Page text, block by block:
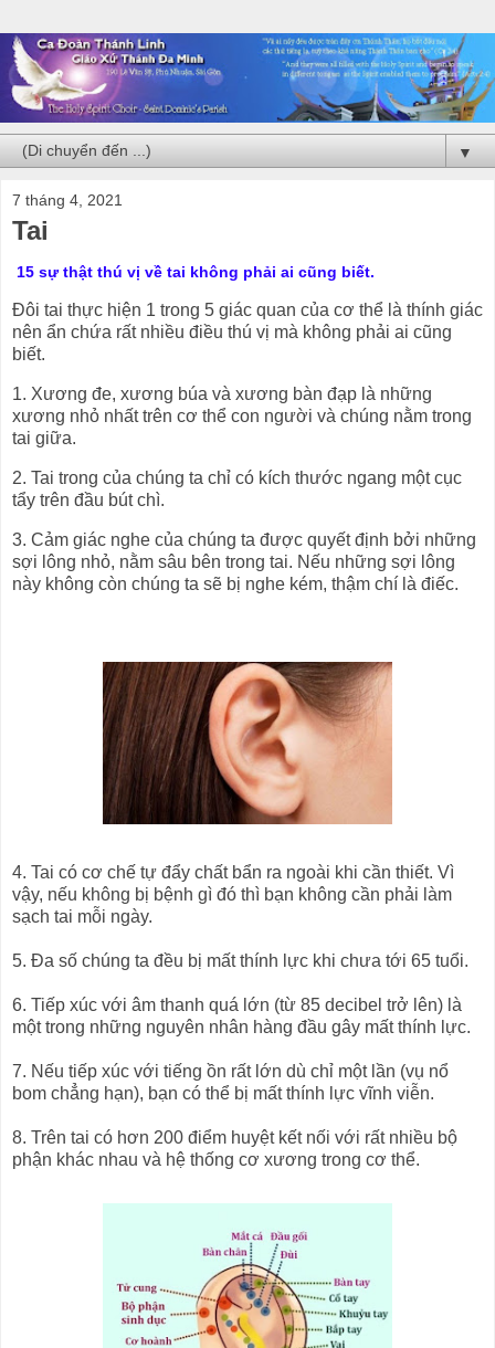
▼
7 tháng 4, 2021
Tai
15 sự thật thú vị về tai không phải ai cũng biết.
Đôi tai thực hiện 1 trong 5 giác quan của cơ thể là thính giác
nên ẩn chứa rất nhiều điều thú vị mà không phải ai cũng
biết.
1. Xương đe, xương búa và xương bàn đạp là những
xương nhỏ nhất trên cơ thể con người và chúng nằm trong
tai giữa.
2. Tai trong của chúng ta chỉ có kích thước ngang một cục
tẩy trên đầu bút chì.
3. Cảm giác nghe của chúng ta được quyết định bởi những
sợi lông nhỏ, nằm sâu bên trong tai. Nếu những sợi lông
này không còn chúng ta sẽ bị nghe kém, thậm chí là điếc.
4. Tai có cơ chế tự đẩy chất bẩn ra ngoài khi cần thiết. Vì
vậy, nếu không bị bệnh gì đó thì bạn không cần phải làm
sạch tai mỗi ngày.
5. Đa số chúng ta đều bị mất thính lực khi chưa tới 65 tuổi.
6. Tiếp xúc với âm thanh quá lớn (từ 85 decibel trở lên) là
một trong những nguyên nhân hàng đầu gây mất thính lực.
7. Nếu tiếp xúc với tiếng ồn rất lớn dù chỉ một lần (vụ nổ
bom chẳng hạn), bạn có thể bị mất thính lực vĩnh viễn.
8. Trên tai có hơn 200 điểm huyệt kết nối với rất nhiều bộ
phận khác nhau và hệ thống cơ xương trong cơ thể.